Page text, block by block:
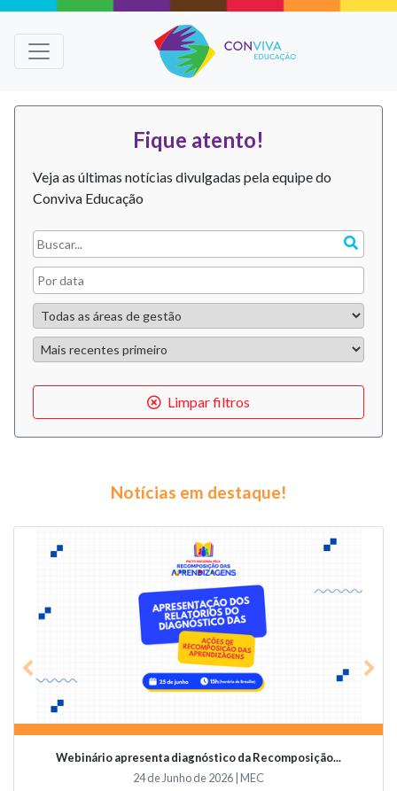
Fique atento!
Veja as últimas notícias divulgadas pela equipe do
Conviva Educação
Limpar filtros
Notícias em destaque!
Webinário apresenta diagnóstico da Recomposição...
24 de Junho de 2026 | MEC
Previous